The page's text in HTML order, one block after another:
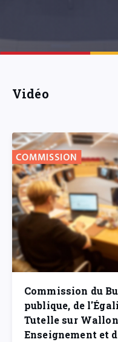
Vidéo
Commission du
publique, de
Tutelle sur
Enseignement et